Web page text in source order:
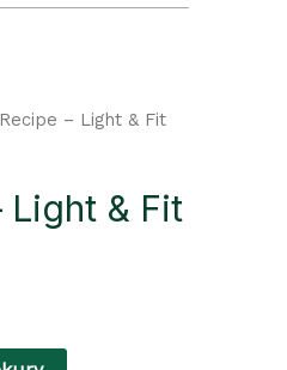
– Light & Fit
Light & Fit